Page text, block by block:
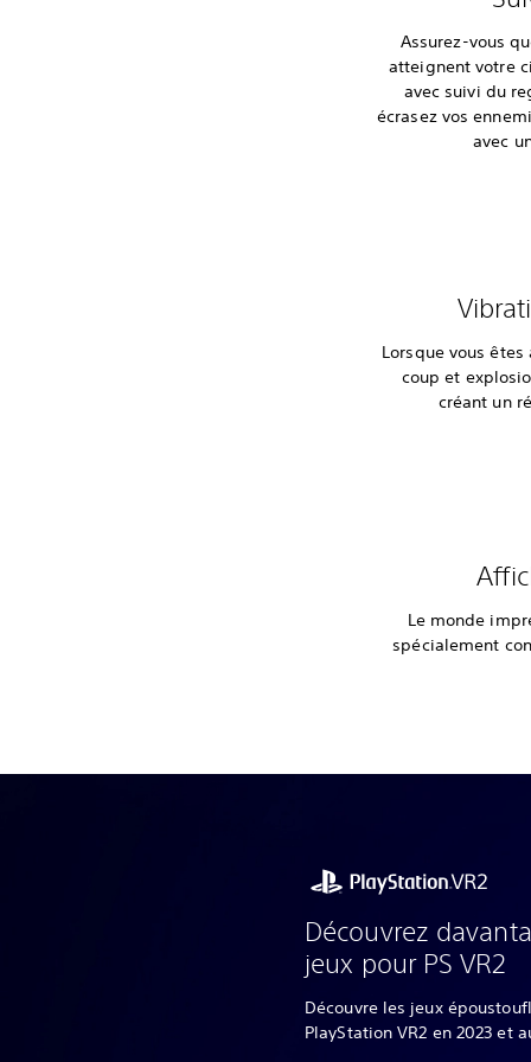
Assurez-vous
atteignent votre
avec suivi du
écrasez vos
avec
Lorsque vous
coup et
créant un
Le monde
spécialement
Découvrez
jeux pour PS VR2
Découvre les jeux
PlayStation VR2 en 2023 et